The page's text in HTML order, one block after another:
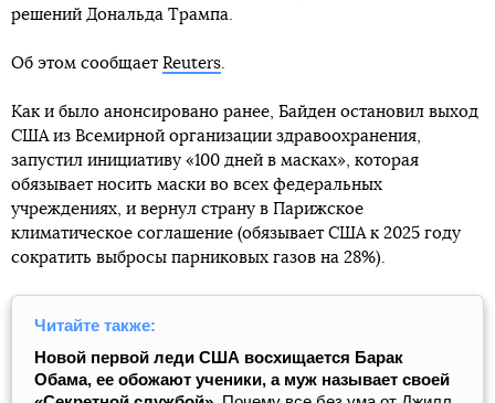
решений Дональда Трампа.
Об этом сообщает Reuters.
Как и было анонсировано ранее, Байден остановил выход
США из Всемирной организации здравоохранения,
запустил инициативу «100 дней в масках», которая
обязывает носить маски во всех федеральных
учреждениях, и вернул страну в Парижское
климатическое соглашение (обязывает США к 2025 году
сократить выбросы парниковых газов на 28%).
Читайте также:
Новой первой леди США восхищается Барак
Обама, ее обожают ученики, а муж называет своей